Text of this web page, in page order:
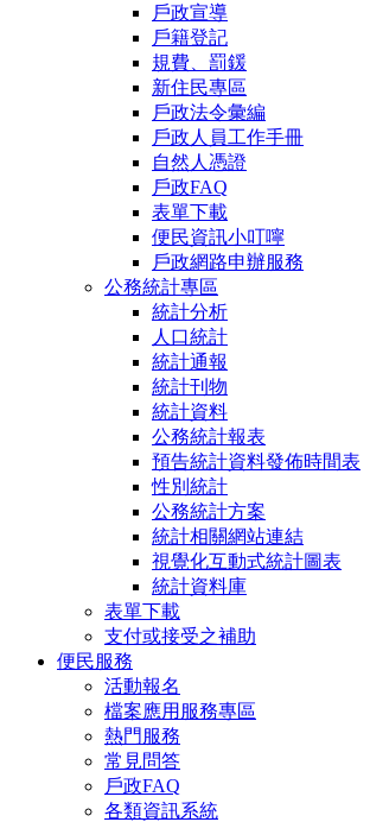
戶政宣導
戶籍登記
規費、罰鍰
新住民專區
戶政法令彙編
戶政人員工作手冊
自然人憑證
戶政FAQ
表單下載
便民資訊小叮嚀
戶政網路申辦服務
公務統計專區
統計分析
人口統計
統計通報
統計刊物
統計資料
公務統計報表
預告統計資料發佈時間表
性別統計
公務統計方案
統計相關網站連結
視覺化互動式統計圖表
統計資料庫
表單下載
支付或接受之補助
便民服務
活動報名
檔案應用服務專區
熱門服務
常見問答
戶政FAQ
各類資訊系統